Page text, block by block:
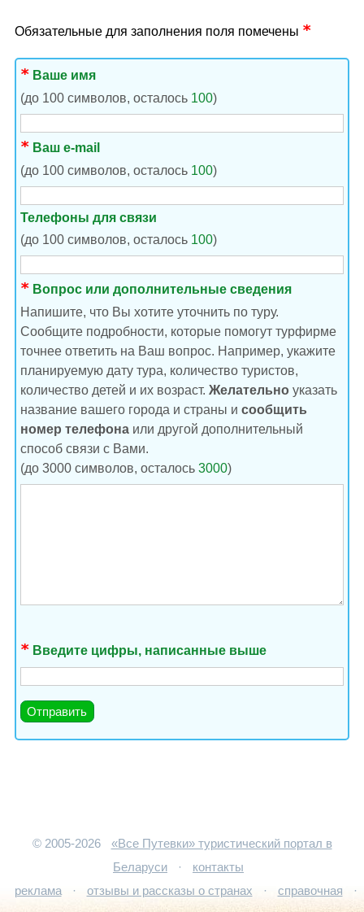
Обязательные для заполнения поля помечены
Ваше имя
(до 100 символов, осталось 100)
Ваш e-mail
(до 100 символов, осталось 100)
Телефоны для связи
(до 100 символов, осталось 100)
Вопрос или дополнительные сведения
Напишите, что Вы хотите уточнить по туру.
Сообщите подробности, которые помогут турфирме
точнее ответить на Ваш вопрос. Например, укажите
планируемую дату тура, количество туристов,
количество детей и их возраст. Желательно указать
название вашего города и страны и сообщить
номер телефона или другой дополнительный
способ связи с Вами.
(до 3000 символов, осталось 3000)
Введите цифры, написанные выше
© 2005-2026
«Все Путевки» туристический портал в
Беларуси
·
контакты
реклама
· отзывы и рассказы о странах · справочная
·